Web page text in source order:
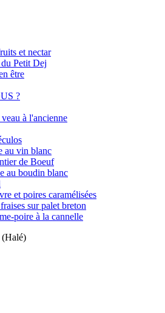
et nectar
Petit Dej
être
?
à l'ancienne
au vin blanc
de Boeuf
au boudin blanc
et poires caramélisées
sur palet breton
poire à la cannelle